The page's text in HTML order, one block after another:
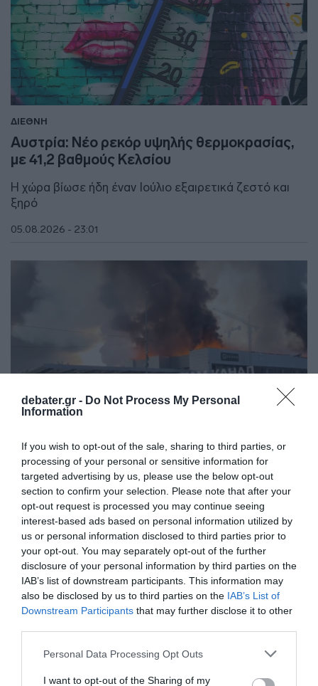
debater.gr - Do Not Process My Personal
Information
If you wish to opt-out of the sale, sharing to third parties, or
processing of your personal or sensitive information for
targeted advertising by us, please use the below opt-out
section to confirm your selection. Please note that after your
opt-out request is processed you may continue seeing
interest-based ads based on personal information utilized by
us or personal information disclosed to third parties prior to
your opt-out. You may separately opt-out of the further
disclosure of your personal information by third parties on the
IAB’s list of downstream participants. This information may
also be disclosed by us to third parties on the IAB’s List of
Downstream Participants that may further disclose it to other
Please note that this website/app uses one or more Google
not limited to your visit or usage behaviour. You may click to
Personal Data Processing Opt Outs
I want to opt-out of the Sharing of my
ΔΙΕΘΝΗ
Αυστρία: Νέο ρεκόρ υψηλής θερμοκρασίας,
με 41,2 βαθμούς Κελσίου
Η χώρα βίωσε ήδη έναν Ιούλιο εξαιρετικά ζεστό και
ξηρό
05.08.2026 - 23:01
ΔΙΕΘΝΗ
Ουκρανία: Οι οικογένειες με παιδιά
διατάχθηκαν να εκκενώσουν το Κραματόρσκ
"Πρόκειται για μια δύσκολη αλλά αναγκαία απόφαση"
05.08.2026 - 22:24